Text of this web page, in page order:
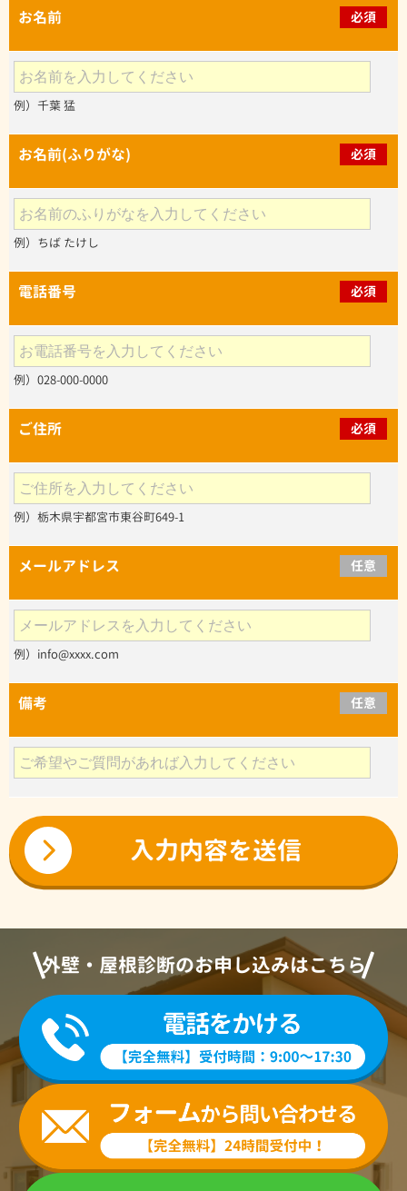
お名前 必須
例）千葉 猛
お名前(ふりがな) 必須
例）ちば たけし
電話番号 必須
例）028-000-0000
ご住所 必須
例）栃木県宇都宮市東谷町649-1
メールアドレス 任意
例）info@xxxx.com
備考 任意
外壁・屋根診断のお申し込みはこちら